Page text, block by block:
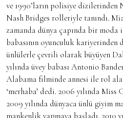
ve 1990’ların polisiye dizilerinden
Nash Bridges rolleriyle tanındı.
zamanda dünya çapında bir moda
babasının oyunculuk kariyerinden
ünlülerle çevrili olarak büyüyen
yılında üvey babası Antonio
Alabama filminde annesi ile rol
‘merhaba’ dedi. 2006 yılında
2009 yılında dünyaca ünlü giyim
mankenlik yapmaya başladı. 2010